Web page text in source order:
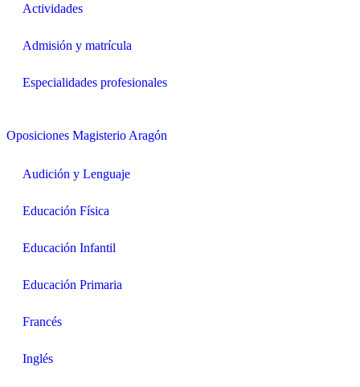
Actividades
Admisión y matrícula
Especialidades profesionales
Oposiciones Magisterio Aragón
Audición y Lenguaje
Educación Física
Educación Infantil
Educación Primaria
Francés
Inglés